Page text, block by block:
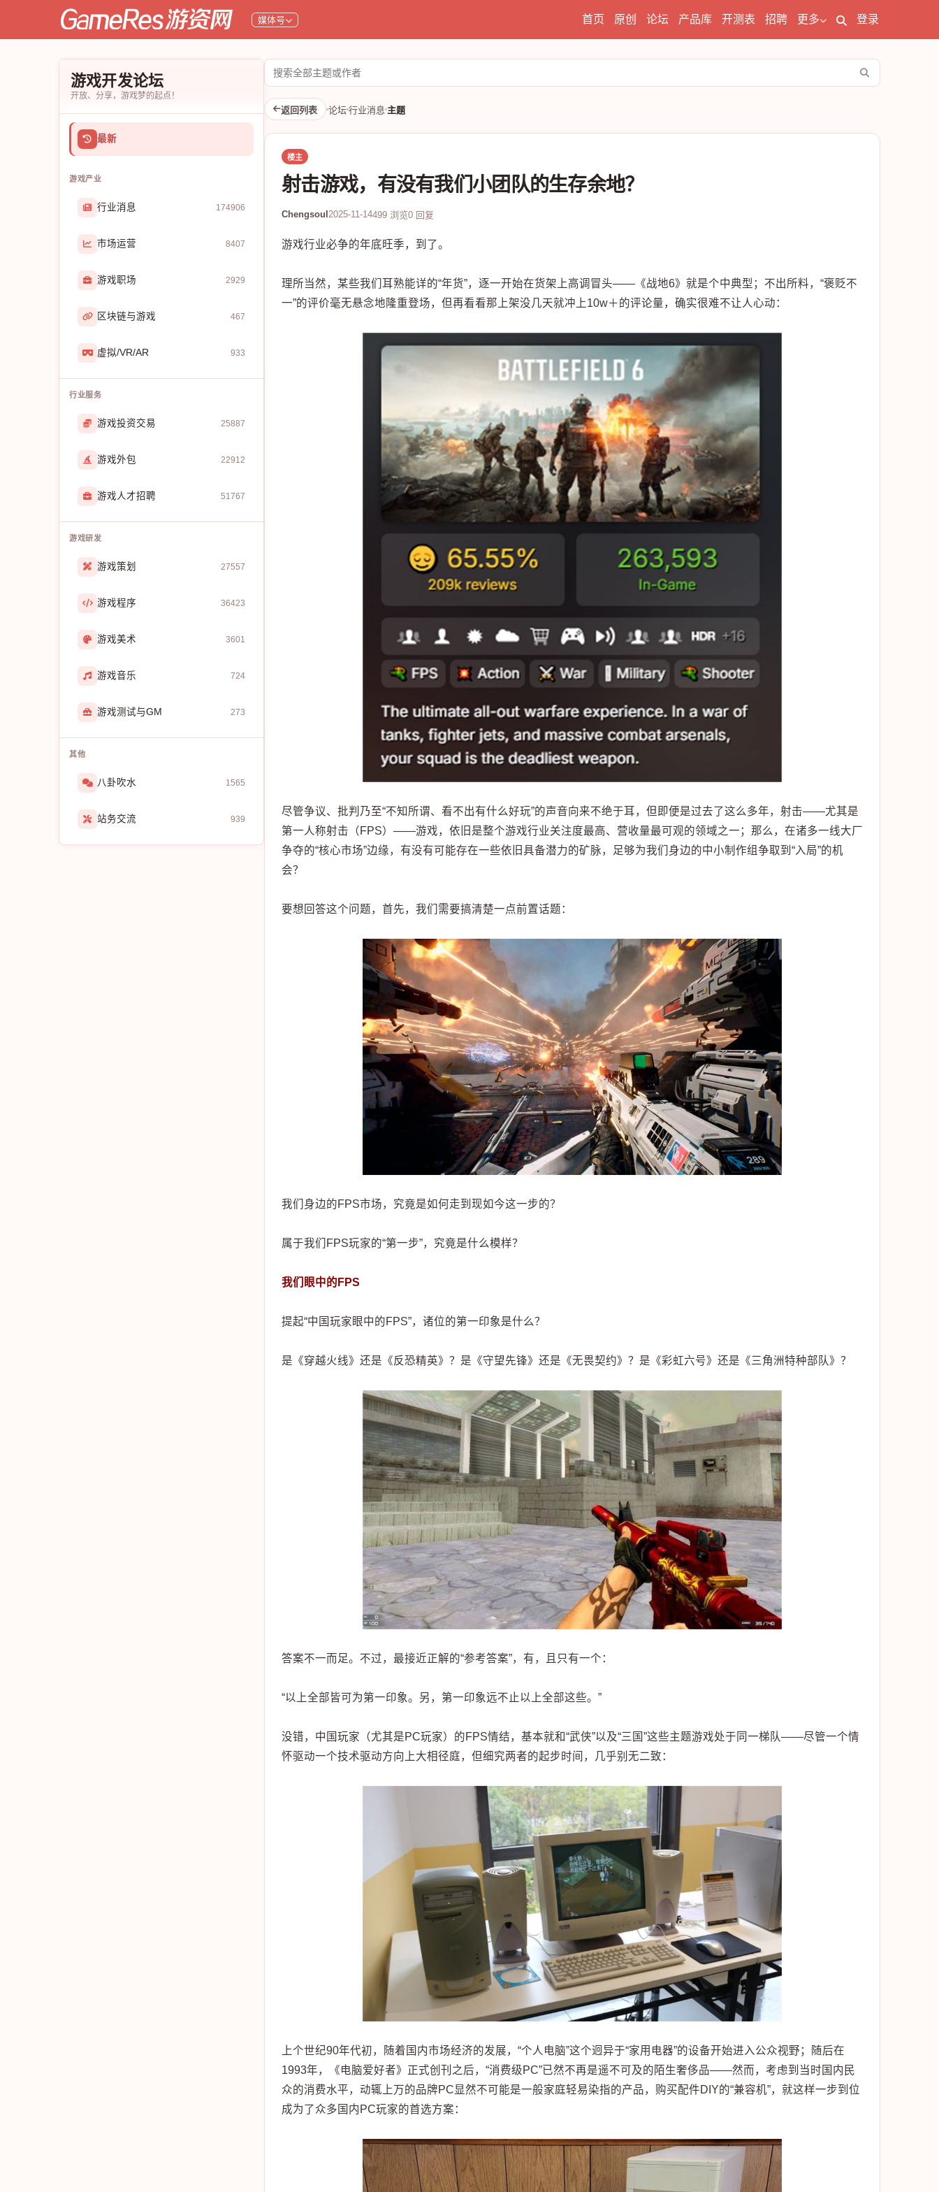
媒体号 首页 原创 论坛 产品库 开测表 招聘 更多 登录
游戏开发论坛
开放、分享，游戏梦的起点！
最新
游戏产业
行业消息 174906
市场运营 8407
游戏职场 2929
区块链与游戏 467
虚拟/VR/AR 933
行业服务
游戏投资交易 25887
游戏外包 22912
游戏人才招聘 51767
游戏研发
游戏策划 27557
游戏程序 36423
游戏美术 3601
游戏音乐 724
游戏测试与GM 273
其他
八卦吹水 1565
站务交流 939
搜
索
论
坛
返回列表 论坛 行业消息 主题
楼主
射击游戏，有没有我们小团队的生存余地？
Chengsoul 2025-11-14499 浏览0 回复
游戏行业必争的年底旺季，到了。
理所当然，某些我们耳熟能详的“年货”，逐一开始在货架上高调冒头——《战地6》就是个中典型；不出所料，“褒贬不
一”的评价毫无悬念地隆重登场，但再看看那上架没几天就冲上10w＋的评论量，确实很难不让人心动：
尽管争议、批判乃至“不知所谓、看不出有什么好玩”的声音向来不绝于耳，但即便是过去了这么多年，射击——尤其是
第一人称射击（FPS）——游戏，依旧是整个游戏行业关注度最高、营收量最可观的领域之一；那么，在诸多一线大厂
争夺的“核心市场”边缘，有没有可能存在一些依旧具备潜力的矿脉，足够为我们身边的中小制作组争取到“入局”的机
会？
要想回答这个问题，首先，我们需要搞清楚一点前置话题：
我们身边的FPS市场，究竟是如何走到现如今这一步的？
属于我们FPS玩家的“第一步”，究竟是什么模样？
我们眼中的FPS
提起“中国玩家眼中的FPS”，诸位的第一印象是什么？
是《穿越火线》还是《反恐精英》？是《守望先锋》还是《无畏契约》？是《彩虹六号》还是《三角洲特种部队》？
答案不一而足。不过，最接近正解的“参考答案”，有，且只有一个：
“以上全部皆可为第一印象。另，第一印象远不止以上全部这些。”
没错，中国玩家（尤其是PC玩家）的FPS情结，基本就和“武侠”以及“三国”这些主题游戏处于同一梯队——尽管一个情
怀驱动一个技术驱动方向上大相径庭，但细究两者的起步时间，几乎别无二致：
上个世纪90年代初，随着国内市场经济的发展，“个人电脑”这个迥异于“家用电器”的设备开始进入公众视野；随后在
1993年，《电脑爱好者》正式创刊之后，“消费级PC”已然不再是遥不可及的陌生奢侈品——然而，考虑到当时国内民
众的消费水平，动辄上万的品牌PC显然不可能是一般家庭轻易染指的产品，购买配件DIY的“兼容机”，就这样一步到位
成为了众多国内PC玩家的首选方案：